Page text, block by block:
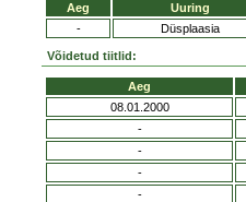
Aeg Uuring
-
Düsplaasia
Võidetud tiitlid:
Aeg
08.01.2000
-
-
-
-